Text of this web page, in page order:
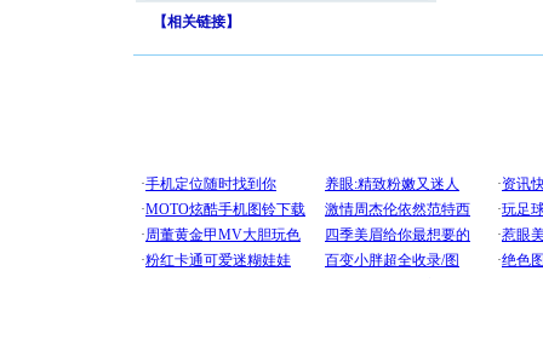
【相关链接】